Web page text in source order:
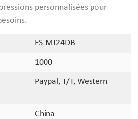
personnalisées pour
FS-MJ24DB
1000
Paypal, T/T, Western
China